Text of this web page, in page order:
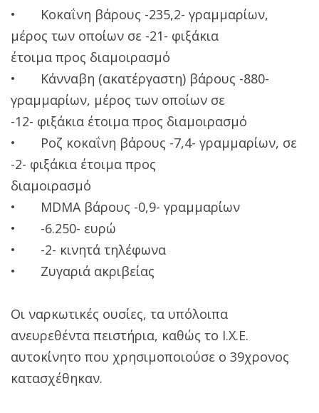
• Κοκαΐνη βάρους -235,2- γραμμαρίων,
μέρος των οποίων σε -21- φιξάκια
έτοιμα προς διαμοιρασμό
• Κάνναβη (ακατέργαστη) βάρους -880-
γραμμαρίων, μέρος των οποίων σε
-12- φιξάκια έτοιμα προς διαμοιρασμό
• Ροζ κοκαΐνη βάρους -7,4- γραμμαρίων, σε
-2- φιξάκια έτοιμα προς
διαμοιρασμό
• ΜDMA βάρους -0,9- γραμμαρίων
• -6.250- ευρώ
• -2- κινητά τηλέφωνα
• Ζυγαριά ακριβείας
Οι ναρκωτικές ουσίες, τα υπόλοιπα
ανευρεθέντα πειστήρια, καθώς το Ι.Χ.Ε.
αυτοκίνητο που χρησιμοποιούσε ο 39χρονος
κατασχέθηκαν.